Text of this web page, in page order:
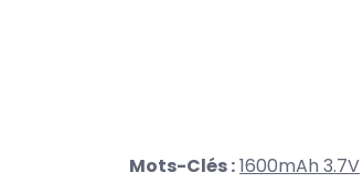
Mots-Clés :1600mAh 3.7V